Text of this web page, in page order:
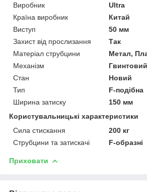
Виробник
Ultra
Країна виробник
Китай
Виступ
50 мм
Захист від прослизання
Так
Матеріал струбцини
Метал,
Механізм
Гвинтовий
Стан
Новий
Тип
F-подібна
Ширина затиску
150 мм
Користувальницькі характеристики
Сила стискання
200 кг
Струбцини та затискачі
F-образні
Приховати